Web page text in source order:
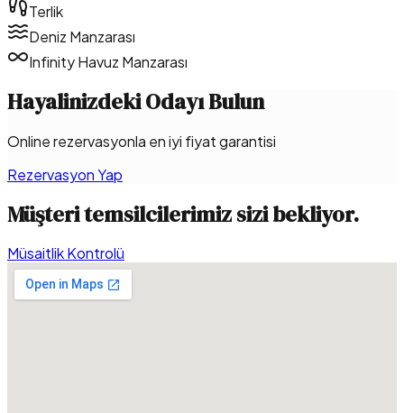
Terlik
Deniz Manzarası
Infinity Havuz Manzarası
Hayalinizdeki Odayı Bulun
Online rezervasyonla en iyi fiyat garantisi
Rezervasyon Yap
Müşteri temsilcilerimiz sizi bekliyor.
Müsaitlik Kontrolü